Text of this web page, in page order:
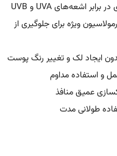
ویژه برای جلوگیری از
ایجاد لک و تغییر رنگ پوست